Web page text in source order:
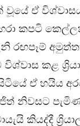
වූයේ ඒ
කපටි
රඟපෑම්
කළ
ඒ හයිය
නිවසට පැමිණ
කියද්දී